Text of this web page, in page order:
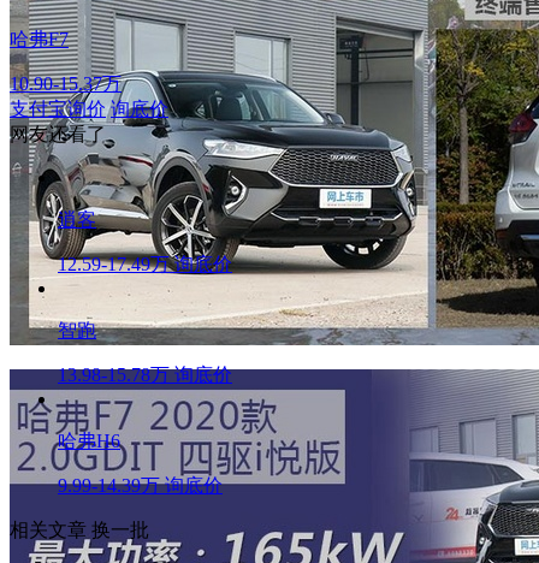
哈弗F7
10.90-15.37万
支付宝询价 询底价
网友还看了
逍客
12.59-17.49万 询底价
智跑
13.98-15.78万 询底价
哈弗H6
9.99-14.39万 询底价
相关文章 换一批